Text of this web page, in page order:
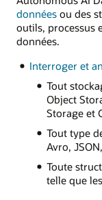
données ou des
outils, processus
données.
Interroger et
Tout
Object
Storage et
Tout type
Avro,
Toute
telle que